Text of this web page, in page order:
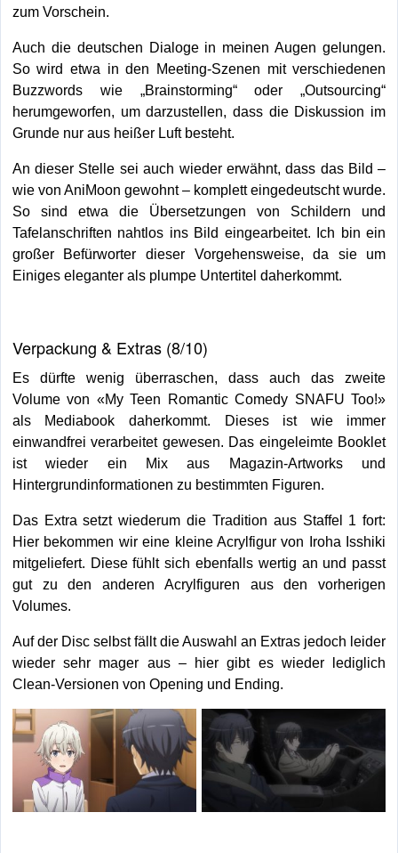
zum Vorschein.
Auch die deutschen Dialoge in meinen Augen gelungen.
So wird etwa in den Meeting-Szenen mit verschiedenen
Buzzwords wie „Brainstorming“ oder „Outsourcing“
herumgeworfen, um darzustellen, dass die Diskussion im
Grunde nur aus heißer Luft besteht.
An dieser Stelle sei auch wieder erwähnt, dass das Bild –
wie von AniMoon gewohnt – komplett eingedeutscht wurde.
So sind etwa die Übersetzungen von Schildern und
Tafelanschriften nahtlos ins Bild eingearbeitet. Ich bin ein
großer Befürworter dieser Vorgehensweise, da sie um
Einiges eleganter als plumpe Untertitel daherkommt.
Verpackung & Extras (8/10)
Es dürfte wenig überraschen, dass auch das zweite
Volume von «My Teen Romantic Comedy SNAFU Too!»
als Mediabook daherkommt. Dieses ist wie immer
einwandfrei verarbeitet gewesen. Das eingeleimte Booklet
ist wieder ein Mix aus Magazin-Artworks und
Hintergrundinformationen zu bestimmten Figuren.
Das Extra setzt wiederum die Tradition aus Staffel 1 fort:
Hier bekommen wir eine kleine Acrylfigur von Iroha Isshiki
mitgeliefert. Diese fühlt sich ebenfalls wertig an und passt
gut zu den anderen Acrylfiguren aus den vorherigen
Volumes.
Auf der Disc selbst fällt die Auswahl an Extras jedoch leider
wieder sehr mager aus – hier gibt es wieder lediglich
Clean-Versionen von Opening und Ending.